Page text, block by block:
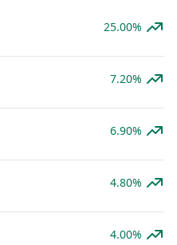
25.00%
7.20%
6.90%
4.80%
4.00%